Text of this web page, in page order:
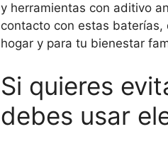
y herramientas con aditivo
contacto con estas
hogar y para tu bienestar
Si quieres
debes usar